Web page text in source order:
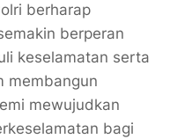
berharap
berperan
keselamatan serta
membangun
mewujudkan
bagi